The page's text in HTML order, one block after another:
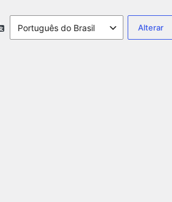
Idioma